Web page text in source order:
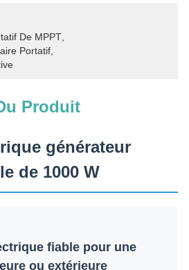
De MPPT
Portatif
Produit
générateur
de 1000 W
fiable pour une
ou extérieure